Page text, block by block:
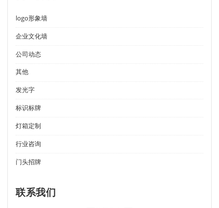
logo形象墙
企业文化墙
公司动态
其他
发光字
标识标牌
灯箱定制
行业咨询
门头招牌
联系我们